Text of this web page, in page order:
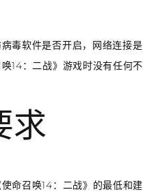
毒软件是否开启，网络连接是
14：二战》游戏时没有任何不
求
命召唤14：二战》的最低和建